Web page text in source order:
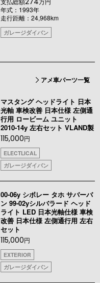
年式：1993年
走行距離：24,968km
ガレージダイバン
アメ車パーツ一覧
マスタング ヘッドライト 日本
光軸 車検改善 日本仕様 左側通
行用 ロービーム ユニット
2010-14y 左右セット VLAND製
115,000円
ELECTLICAL
ガレージダイバン
00-06y シボレー タホ サバーバ
ン 99-02yシルバラード ヘッド
ライト LED 日本光軸仕様 車検
改善 日本仕様 左側通行用 左右
セット
115,000円
EXTERIOR
ガレージダイバン